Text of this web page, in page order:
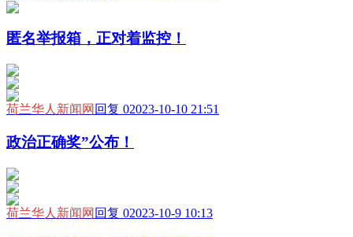
匿名举报箱，正对着监控！
荷兰华人新闻网 回复 02023-10-10 21:51
政治正确奖”公布！
荷兰华人新闻网 回复 02023-10-9 10:13